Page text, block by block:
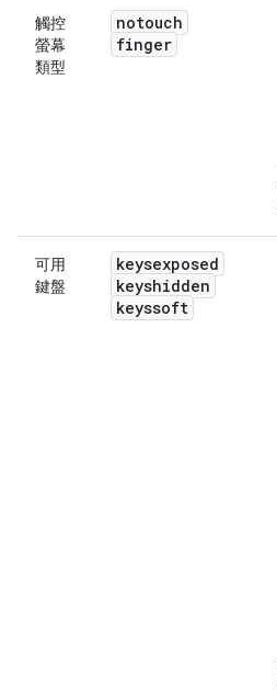
觸控
螢幕
類型
notouch
finger
可用
鍵盤
keysexposed
keyshidden
keyssoft